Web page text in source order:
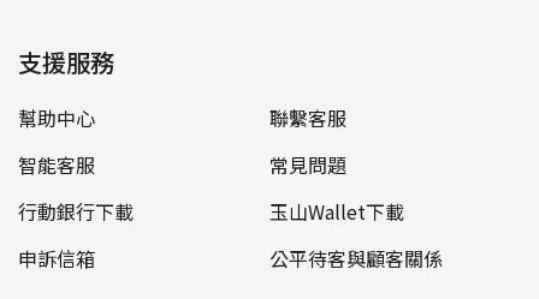
支援服務
幫助中心
聯繫客服
智能客服
常見問題
行動銀行下載
玉山Wallet下載
申訴信箱
公平待客與顧客關係